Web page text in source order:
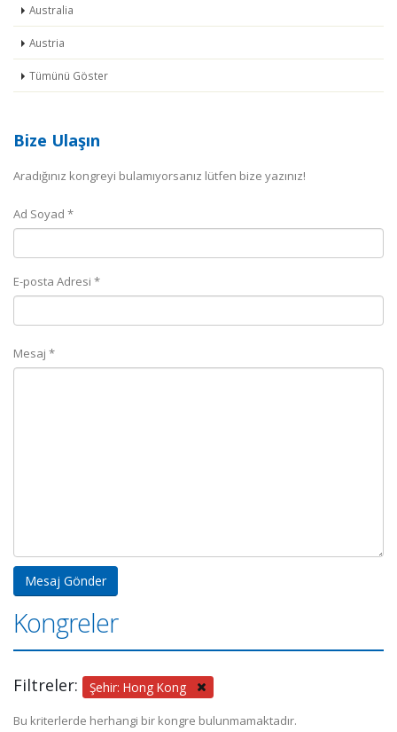
Australia
Austria
Tümünü Göster
Bize Ulaşın
Aradığınız kongreyi bulamıyorsanız lütfen bize yazınız!
Ad Soyad *
E-posta Adresi *
Mesaj *
Kongreler
Filtreler: Şehir: Hong Kong
Bu kriterlerde herhangi bir kongre bulunmamaktadır.